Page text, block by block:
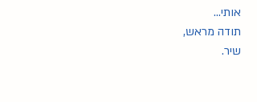
אותי...
תודה מראש,
שיר.